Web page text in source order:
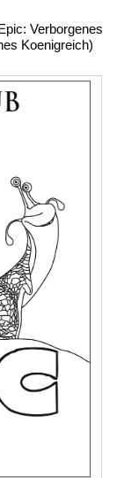
Verborgenes
Koenigreich)